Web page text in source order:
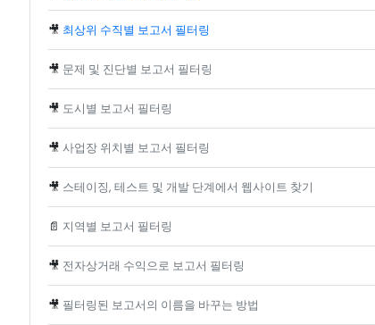
🎥 최상위 수직별 보고서 필터링
🎥 문제 및 진단별 보고서 필터링
🎥 도시별 보고서 필터링
🎥 사업장 위치별 보고서 필터링
🎥 스테이징, 테스트 및 개발 단계에서 웹사이트 찾기
📄 지역별 보고서 필터링
🎥 전자상거래 수익으로 보고서 필터링
🎥 필터링된 보고서의 이름을 바꾸는 방법